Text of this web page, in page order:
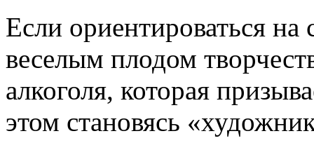
Если ориентироваться на
веселым плодом
алкоголя, которая
этом становясь